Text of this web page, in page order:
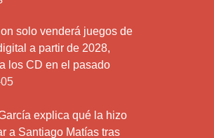
solo venderá juegos de
a partir de 2028,
los CD en el pasado
explica qué la hizo
a Santiago Matías tras